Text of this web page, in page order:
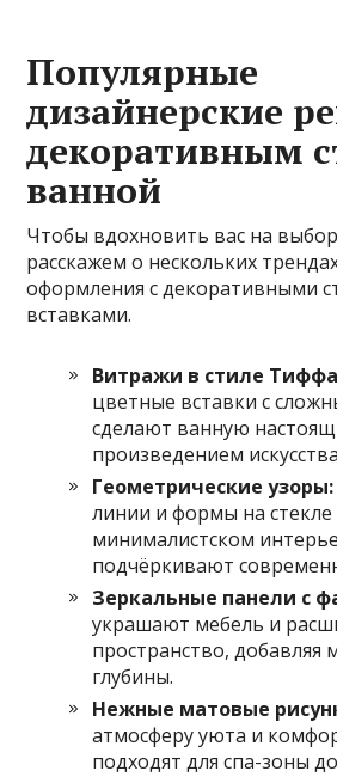
Популярные
дизайнерские
декоративным
ванной
Чтобы вдохновить вас на
расскажем о нескольких
оформления с декоративными
вставками.
Витражи в стиле
цветные вставки с
сделают ванную
произведением
Геометрические узоры:
линии и формы на стекле
минималистском
подчёркивают
Зеркальные панели с
украшают мебель и
пространство, добавляя
глубины.
Нежные матовые
атмосферу уюта и
подходят для спа-зоны